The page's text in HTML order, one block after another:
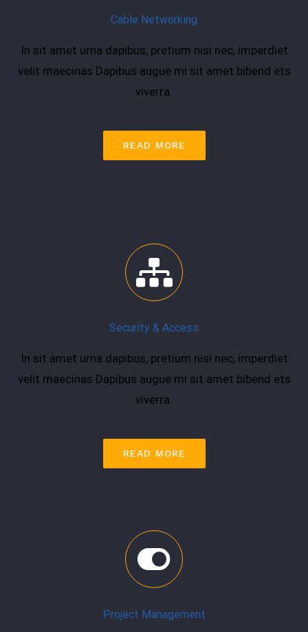
Cable Networking
In sit amet urna dapibus, pretium nisi nec, imperdiet
velit maecinas Dapibus augue mi sit amet bibend ets
viverra.
READ MORE
Security & Access
In sit amet urna dapibus, pretium nisi nec, imperdiet
velit maecinas Dapibus augue mi sit amet bibend ets
viverra.
READ MORE
Project Management